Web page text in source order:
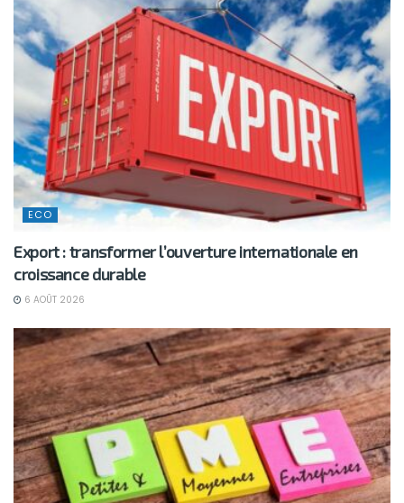
ECO
Export : transformer l’ouverture internationale en
croissance durable
6 AOÛT 2026